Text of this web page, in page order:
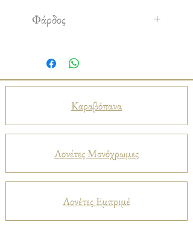
Φάρδος
Καραβόπανα
Λονέτες Μονόχρωμες
Λονέτες Εμπριμέ